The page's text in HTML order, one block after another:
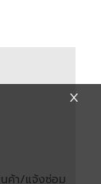
ค้า/แจ้งซ่อม